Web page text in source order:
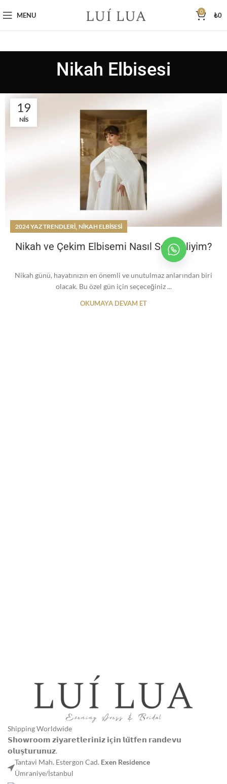
MENU 0 ₺0
Nikah Elbisesi
19
NIS
2024 YAZ TRENDLERI, NIKAH ELBISESI
Nikah ve Çekim Elbisemi Nasıl Seçmeliyim?
Nikah günü, hayatınızın en önemli ve unutulmaz anlarından biri
olacak. Bu özel gün için seçeceğiniz ...
OKUMAYA DEVAM ET
Shipping Worldwide
𝗦𝗵𝗼𝘄𝗿𝗼𝗼𝗺 𝘇𝗶𝘆𝗮𝗿𝗲𝘁𝗹𝗲𝗿𝗶𝗻𝗶𝘇 𝗶𝗰̧𝗶𝗻 𝗹𝘂̈𝘁𝗳𝗲𝗻 𝗿𝗮𝗻𝗱𝗲𝘃𝘂
𝗼𝗹𝘂𝘀̧𝘁𝘂𝗿𝘂𝗻𝘂𝘇.
Tantavi Mah. Estergon Cad. Exen Residence
Ümraniye/İstanbul